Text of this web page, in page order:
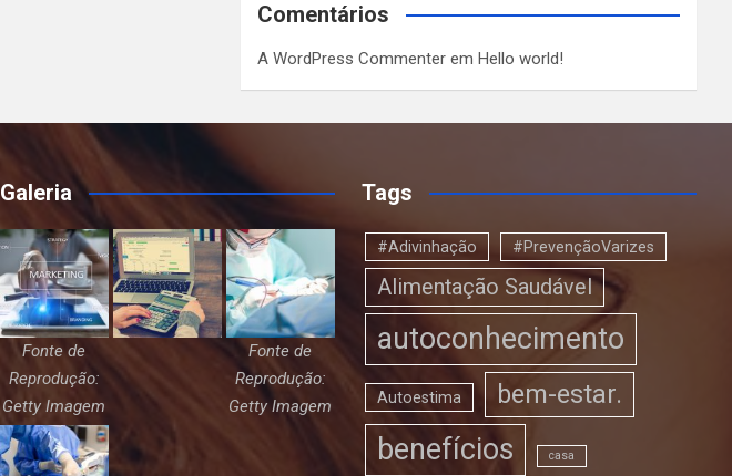
Comentários
A WordPress Commenter emHello world!
Galeria
Fonte de
Reprodução:
Getty Imagem
Fonte de
Reprodução:
Getty Imagem
Tags
#Adivinhação #PrevençãoVarizes
Alimentação Saudável
autoconhecimento
Autoestima bem-estar.
benefícios casa